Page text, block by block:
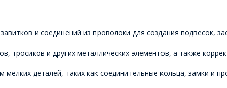
и соединений из проволоки для создания подвесок,
тросиков и других металлических элементов, а также
деталей, таких как соединительные кольца, замки и